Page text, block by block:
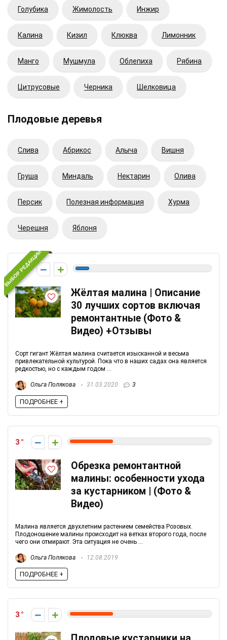
Голубика Жимолость Инжир
Калина Кизил Клюква Лимонник
Манго Мушмула Облепиха Рябина
Цитрусовые Черника Шелковица
Плодовые деревья
Cлива Абрикос Алыча Вишня
Груша Миндаль Нектарин Олива
Персик Полезная информация Хурма
Черешня Яблоня
ВЫБОР РЕДАКЦИИ
-1
Жёлтая малина | Описание
30 лучших сортов включая
ремонтантные (Фото &
Видео) +Отзывы
Сорт гигант Жёлтая малина считается изысканной и весьма
привлекательной культурой. Пока что в наших садах она является
редкостью, но с каждым годом ...
Ольга Полякова 31.03.2020 3
ПОДРОБНЕЕ +
3
Обрезка ремонтантной
малины: особенности ухода
за кустарником | (Фото &
Видео)
Малина является двухлетним растением семейства Розовых.
Плодоношение малины происходит на ветках второго года, после
чего они отмирают. Эта ситуация не очень ...
Ольга Полякова 12.08.2019
ПОДРОБНЕЕ +
3